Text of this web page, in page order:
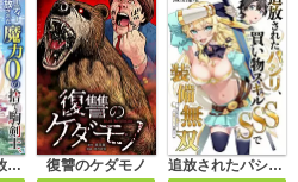
パーティー追放された魔力0の捨て駒剣士、最強魔導師たちに拾われ魔法至上の世界を剣で成り上がる 復讐のケダモノ 追放されたパシリ、買い物スキルSSSで装備無双 ～買ったモノを超強化して最強パーティー目指します～